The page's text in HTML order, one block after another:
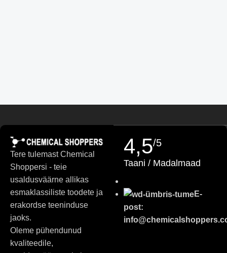
Tere tulemast Chemical
Shoppersi - teie
usaldusväärne allikas
esmaklassiliste toodete ja
erakordse teeninduse
jaoks.
Oleme pühendunud
kvaliteedile,
4,5/5
Taani / Madalmaad
E-
post:
German
Bulgarian
Slovak
Slovenian